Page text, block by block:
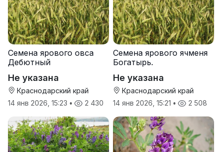
Семена ярового овса
Дебютный
Не указана
Краснодарский край
14 янв 2026, 15:23 • 2 430
Семена ярового ячменя
Богатырь.
Не указана
Краснодарский край
14 янв 2026, 15:21 • 2 508